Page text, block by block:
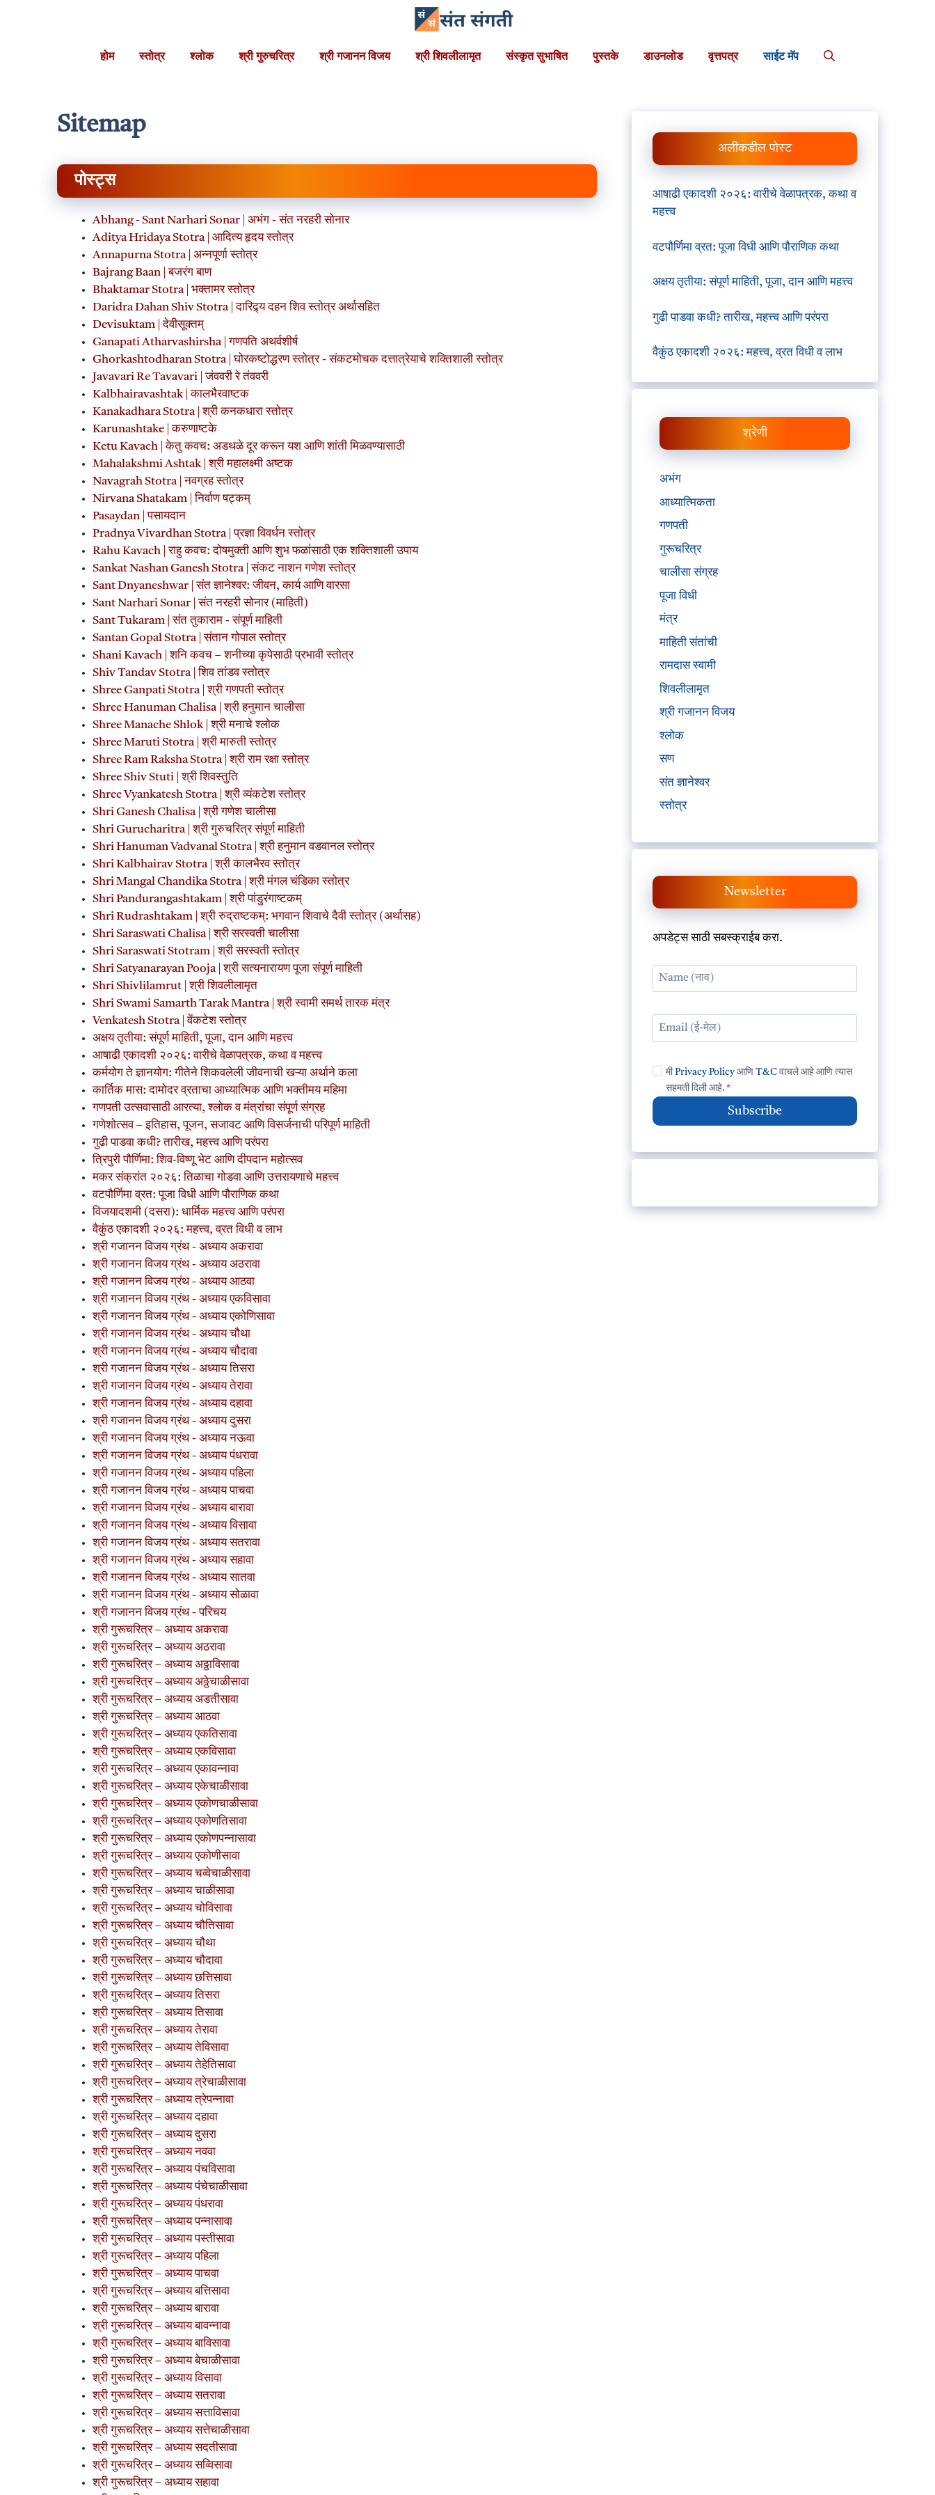
होम स्तोत्र श्लोक श्री गुरुचरित्र श्री गजानन विजय श्री शिवलीलामृत संस्कृत सुभाषित पुस्तके डाउनलोड वृत्तपत्र साईट मॅप
Sitemap
पोस्ट्स
Abhang - Sant Narhari Sonar | अभंग - संत नरहरी सोनार
Aditya Hridaya Stotra | आदित्य हृदय स्तोत्र
Annapurna Stotra | अन्नपूर्णा स्तोत्र
Bajrang Baan | बजरंग बाण
Bhaktamar Stotra | भक्तामर स्तोत्र
Daridra Dahan Shiv Stotra | दारिद्र्य दहन शिव स्तोत्र अर्थासहित
Devisuktam | देवीसूक्तम्
Ganapati Atharvashirsha | गणपति अथर्वशीर्ष
Ghorkashtodharan Stotra | घोरकष्टोद्धरण स्तोत्र - संकटमोचक दत्तात्रेयाचे शक्तिशाली स्तोत्र
Javavari Re Tavavari | जंववरी रे तंववरी
Kalbhairavashtak | कालभैरवाष्टक
Kanakadhara Stotra | श्री कनकधारा स्तोत्र
Karunashtake | करुणाष्टके
Ketu Kavach | केतु कवच: अडथळे दूर करून यश आणि शांती मिळवण्यासाठी
Mahalakshmi Ashtak | श्री महालक्ष्मी अष्टक
Navagrah Stotra | नवग्रह स्तोत्र
Nirvana Shatakam | निर्वाण षट्कम्
Pasaydan | पसायदान
Pradnya Vivardhan Stotra | प्रज्ञा विवर्धन स्तोत्र
Rahu Kavach | राहु कवच: दोषमुक्ती आणि शुभ फळांसाठी एक शक्तिशाली उपाय
Sankat Nashan Ganesh Stotra | संकट नाशन गणेश स्तोत्र
Sant Dnyaneshwar | संत ज्ञानेश्वर: जीवन, कार्य आणि वारसा
Sant Narhari Sonar | संत नरहरी सोनार (माहिती)
Sant Tukaram | संत तुकाराम - संपूर्ण माहिती
Santan Gopal Stotra | संतान गोपाल स्तोत्र
Shani Kavach | शनि कवच – शनीच्या कृपेसाठी प्रभावी स्तोत्र
Shiv Tandav Stotra | शिव तांडव स्तोत्र
Shree Ganpati Stotra | श्री गणपती स्तोत्र
Shree Hanuman Chalisa | श्री हनुमान चालीसा
Shree Manache Shlok | श्री मनाचे श्लोक
Shree Maruti Stotra | श्री मारुती स्तोत्र
Shree Ram Raksha Stotra | श्री राम रक्षा स्तोत्र
Shree Shiv Stuti | श्री शिवस्तुति
Shree Vyankatesh Stotra | श्री व्यंकटेश स्तोत्र
Shri Ganesh Chalisa | श्री गणेश चालीसा
Shri Gurucharitra | श्री गुरुचरित्र संपूर्ण माहिती
Shri Hanuman Vadvanal Stotra | श्री हनुमान वडवानल स्तोत्र
Shri Kalbhairav Stotra | श्री कालभैरव स्तोत्र
Shri Mangal Chandika Stotra | श्री मंगल चंडिका स्तोत्र
Shri Pandurangashtakam | श्री पांडुरंगाष्टकम्
Shri Rudrashtakam | श्री रुद्राष्टकम्: भगवान शिवाचे दैवी स्तोत्र (अर्थासह)
Shri Saraswati Chalisa | श्री सरस्वती चालीसा
Shri Saraswati Stotram | श्री सरस्वती स्तोत्र
Shri Satyanarayan Pooja | श्री सत्यनारायण पूजा संपूर्ण माहिती
Shri Shivlilamrut | श्री शिवलीलामृत
Shri Swami Samarth Tarak Mantra | श्री स्वामी समर्थ तारक मंत्र
Venkatesh Stotra | वेंकटेश स्तोत्र
अक्षय तृतीया: संपूर्ण माहिती, पूजा, दान आणि महत्त्व
आषाढी एकादशी २०२६: वारीचे वेळापत्रक, कथा व महत्त्व
कर्मयोग ते ज्ञानयोग: गीतेने शिकवलेली जीवनाची खऱ्या अर्थाने कला
कार्तिक मास: दामोदर व्रताचा आध्यात्मिक आणि भक्तीमय महिमा
गणपती उत्सवासाठी आरत्या, श्लोक व मंत्रांचा संपूर्ण संग्रह
गणेशोत्सव – इतिहास, पूजन, सजावट आणि विसर्जनाची परिपूर्ण माहिती
गुढी पाडवा कधी? तारीख, महत्त्व आणि परंपरा
त्रिपुरी पौर्णिमा: शिव-विष्णू भेट आणि दीपदान महोत्सव
मकर संक्रांत २०२६: तिळाचा गोडवा आणि उत्तरायणाचे महत्त्व
वटपौर्णिमा व्रत: पूजा विधी आणि पौराणिक कथा
विजयादशमी (दसरा): धार्मिक महत्त्व आणि परंपरा
वैकुंठ एकादशी २०२६: महत्त्व, व्रत विधी व लाभ
श्री गजानन विजय ग्रंथ - अध्याय अकरावा
श्री गजानन विजय ग्रंथ - अध्याय अठरावा
श्री गजानन विजय ग्रंथ - अध्याय आठवा
श्री गजानन विजय ग्रंथ - अध्याय एकविसावा
श्री गजानन विजय ग्रंथ - अध्याय एकोणिसावा
श्री गजानन विजय ग्रंथ - अध्याय चौथा
श्री गजानन विजय ग्रंथ - अध्याय चौदावा
श्री गजानन विजय ग्रंथ - अध्याय तिसरा
श्री गजानन विजय ग्रंथ - अध्याय तेरावा
श्री गजानन विजय ग्रंथ - अध्याय दहावा
श्री गजानन विजय ग्रंथ - अध्याय दुसरा
श्री गजानन विजय ग्रंथ - अध्याय नऊवा
श्री गजानन विजय ग्रंथ - अध्याय पंधरावा
श्री गजानन विजय ग्रंथ - अध्याय पहिला
श्री गजानन विजय ग्रंथ - अध्याय पाचवा
श्री गजानन विजय ग्रंथ - अध्याय बारावा
श्री गजानन विजय ग्रंथ - अध्याय विसावा
श्री गजानन विजय ग्रंथ - अध्याय सतरावा
श्री गजानन विजय ग्रंथ - अध्याय सहावा
श्री गजानन विजय ग्रंथ - अध्याय सातवा
श्री गजानन विजय ग्रंथ - अध्याय सोळावा
श्री गजानन विजय ग्रंथ - परिचय
श्री गुरूचरित्र – अध्याय अकरावा
श्री गुरूचरित्र – अध्याय अठरावा
श्री गुरूचरित्र – अध्याय अठ्ठाविसावा
श्री गुरूचरित्र – अध्याय अठ्ठेचाळीसावा
श्री गुरूचरित्र – अध्याय अडतीसावा
श्री गुरूचरित्र – अध्याय आठवा
श्री गुरूचरित्र – अध्याय एकतिसावा
श्री गुरूचरित्र – अध्याय एकविसावा
श्री गुरूचरित्र – अध्याय एकावन्नावा
श्री गुरूचरित्र – अध्याय एकेचाळीसावा
श्री गुरूचरित्र – अध्याय एकोणचाळीसावा
श्री गुरूचरित्र – अध्याय एकोणतिसावा
श्री गुरूचरित्र – अध्याय एकोणपन्नासावा
श्री गुरूचरित्र – अध्याय एकोणीसावा
श्री गुरूचरित्र – अध्याय चव्वेचाळीसावा
श्री गुरूचरित्र – अध्याय चाळीसावा
श्री गुरूचरित्र – अध्याय चोविसावा
श्री गुरूचरित्र – अध्याय चौतिसावा
श्री गुरूचरित्र – अध्याय चौथा
श्री गुरूचरित्र – अध्याय चौदावा
श्री गुरूचरित्र – अध्याय छत्तिसावा
श्री गुरूचरित्र – अध्याय तिसरा
श्री गुरूचरित्र – अध्याय तिसावा
श्री गुरूचरित्र – अध्याय तेरावा
श्री गुरूचरित्र – अध्याय तेविसावा
श्री गुरूचरित्र – अध्याय तेहेतिसावा
श्री गुरूचरित्र – अध्याय त्रेचाळीसावा
श्री गुरूचरित्र – अध्याय त्रेपन्नावा
श्री गुरूचरित्र – अध्याय दहावा
श्री गुरूचरित्र – अध्याय दुसरा
श्री गुरूचरित्र – अध्याय नववा
श्री गुरूचरित्र – अध्याय पंचविसावा
श्री गुरूचरित्र – अध्याय पंचेचाळीसावा
श्री गुरूचरित्र – अध्याय पंधरावा
श्री गुरूचरित्र – अध्याय पन्नासावा
श्री गुरूचरित्र – अध्याय पस्तीसावा
श्री गुरूचरित्र – अध्याय पहिला
श्री गुरूचरित्र – अध्याय पाचवा
श्री गुरूचरित्र – अध्याय बत्तिसावा
श्री गुरूचरित्र – अध्याय बारावा
श्री गुरूचरित्र – अध्याय बावन्नावा
श्री गुरूचरित्र – अध्याय बाविसावा
श्री गुरूचरित्र – अध्याय बेचाळीसावा
श्री गुरूचरित्र – अध्याय विसावा
श्री गुरूचरित्र – अध्याय सतरावा
श्री गुरूचरित्र – अध्याय सत्ताविसावा
श्री गुरूचरित्र – अध्याय सत्तेचाळीसावा
श्री गुरूचरित्र – अध्याय सदतीसावा
श्री गुरूचरित्र – अध्याय सव्विसावा
श्री गुरूचरित्र – अध्याय सहावा
अलीकडील पोस्ट
आषाढी एकादशी २०२६: वारीचे वेळापत्रक, कथा व
महत्त्व
वटपौर्णिमा व्रत: पूजा विधी आणि पौराणिक कथा
अक्षय तृतीया: संपूर्ण माहिती, पूजा, दान आणि महत्त्व
गुढी पाडवा कधी? तारीख, महत्त्व आणि परंपरा
वैकुंठ एकादशी २०२६: महत्त्व, व्रत विधी व लाभ
श्रेणी
अभंग
आध्यात्मिकता
गणपती
गुरूचरित्र
चालीसा संग्रह
पूजा विधी
मंत्र
माहिती संतांची
रामदास स्वामी
शिवलीलामृत
श्री गजानन विजय
श्लोक
सण
संत ज्ञानेश्वर
स्तोत्र
Newsletter
अपडेट्स साठी सबस्क्राईब करा.
मीPrivacy PolicyआणिT&C वाचले आहे आणि त्यास
सहमती दिली आहे. *
Subscribe